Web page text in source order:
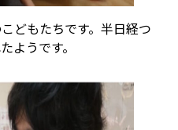
どもたちです。半日経つ
ようです。